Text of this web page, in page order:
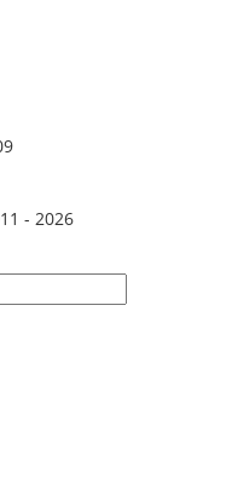
- 2026